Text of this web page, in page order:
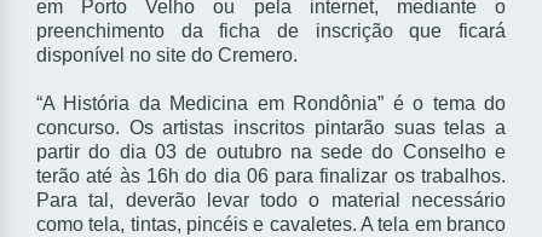
em Porto Velho ou pela internet, mediante o
preenchimento da ficha de inscrição que ficará
disponível no site do Cremero.
“A História da Medicina em Rondônia” é o tema do
concurso. Os artistas inscritos pintarão suas telas a
partir do dia 03 de outubro na sede do Conselho e
terão até às 16h do dia 06 para finalizar os trabalhos.
Para tal, deverão levar todo o material necessário
como tela, tintas, pincéis e cavaletes. A tela em branco